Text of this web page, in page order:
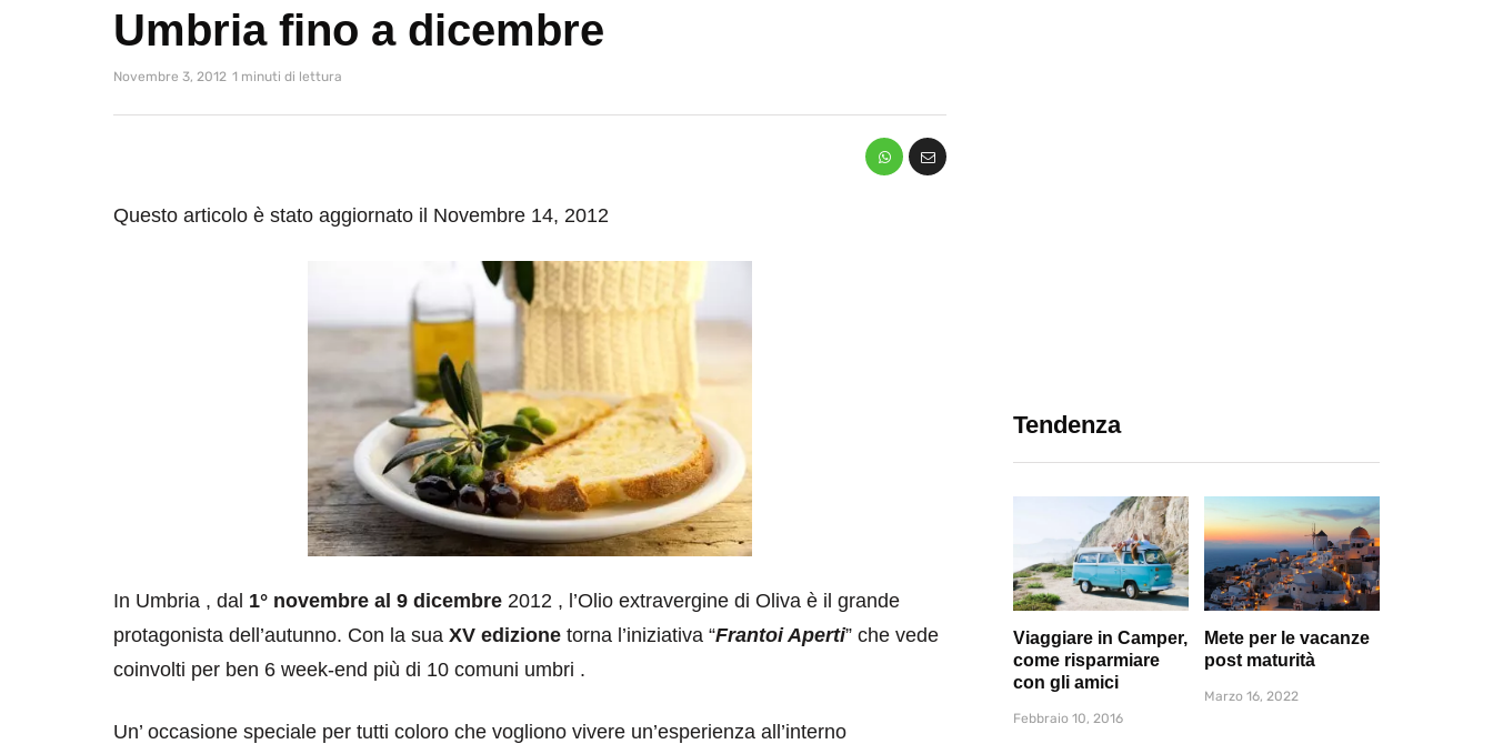
Umbria fino a dicembre
Novembre 3, 2012 1 minuti di lettura
Questo articolo è stato aggiornato il Novembre 14, 2012
In Umbria , dal 1° novembre al 9 dicembre 2012 , l’Olio extravergine di Oliva è il grande
protagonista dell’autunno. Con la sua XV edizione torna l’iniziativa “Frantoi Aperti” che vede
coinvolti per ben 6 week-end più di 10 comuni umbri .
Un’ occasione speciale per tutti coloro che vogliono vivere un’esperienza all’interno
Tendenza
Viaggiare in Camper,
come risparmiare
con gli amici
Febbraio 10, 2016
Mete per le vacanze
post maturità
Marzo 16, 2022